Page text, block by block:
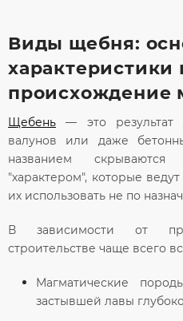
Виды щебня:
характеристики
происхождение
Щебень — это результат
валунов или даже
названием
"характером", которые
их использовать не по
В зависимости от
строительстве чаще всего
Магматические
застывшей лавы